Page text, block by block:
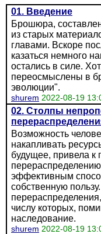
01. Введение
Брошюра,
из старых
главами. Вскоре
казаться немного
остались в силе.
переосмыслены в
эволюции".
shurem 2022-08-19
02. Столпы
Возможность
накапливать
будущее, привела к
эффективным
собственную
числу которых,
наследование.
shurem 2022-08-19